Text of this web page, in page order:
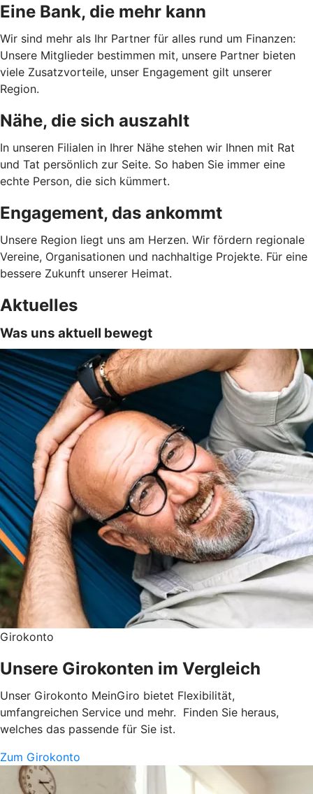
Eine Bank, die mehr kann
Wir sind mehr als Ihr Partner für alles rund um Finanzen:
Unsere Mitglieder bestimmen mit, unsere Partner bieten
viele Zusatzvorteile, unser Engagement gilt unserer
Region.
Nähe, die sich auszahlt
In unseren Filialen in Ihrer Nähe stehen wir Ihnen mit Rat
und Tat persönlich zur Seite. So haben Sie immer eine
echte Person, die sich kümmert.
Engagement, das ankommt
Unsere Region liegt uns am Herzen. Wir fördern regionale
Vereine, Organisationen und nachhaltige Projekte. Für eine
bessere Zukunft unserer Heimat.
Aktuelles
Was uns aktuell bewegt
Girokonto
Unsere Girokonten im Vergleich
Unser Girokonto MeinGiro bietet Flexibilität,
umfangreichen Service und mehr. Finden Sie heraus,
welches das passende für Sie ist.
Zum Girokonto